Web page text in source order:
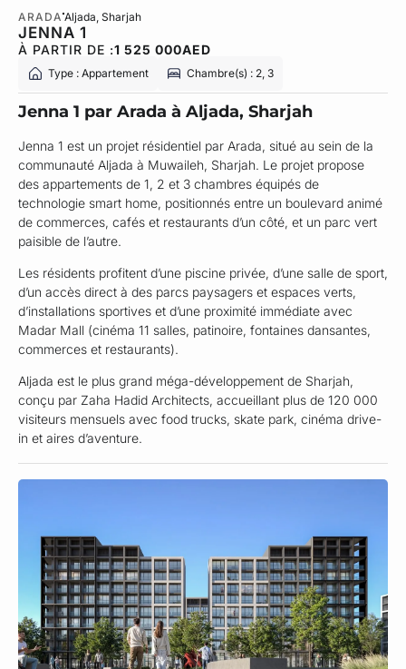
ARADA Aljada , Sharjah
JENNA 1
À PARTIR DE :1 525 000AED
Type : Appartement Chambre(s) : 2, 3
Jenna 1 par Arada à Aljada, Sharjah
Jenna 1 est un projet résidentiel par Arada, situé au sein de la
communauté Aljada à Muwaileh, Sharjah. Le projet propose
des appartements de 1, 2 et 3 chambres équipés de
technologie smart home, positionnés entre un boulevard animé
de commerces, cafés et restaurants d’un côté, et un parc vert
paisible de l’autre.
Les résidents profitent d’une piscine privée, d’une salle de sport,
d’un accès direct à des parcs paysagers et espaces verts,
d’installations sportives et d’une proximité immédiate avec
Madar Mall (cinéma 11 salles, patinoire, fontaines dansantes,
commerces et restaurants).
Aljada est le plus grand méga-développement de Sharjah,
conçu par Zaha Hadid Architects, accueillant plus de 120 000
visiteurs mensuels avec food trucks, skate park, cinéma drive-
in et aires d’aventure.